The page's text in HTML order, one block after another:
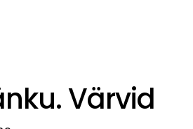
Värvid